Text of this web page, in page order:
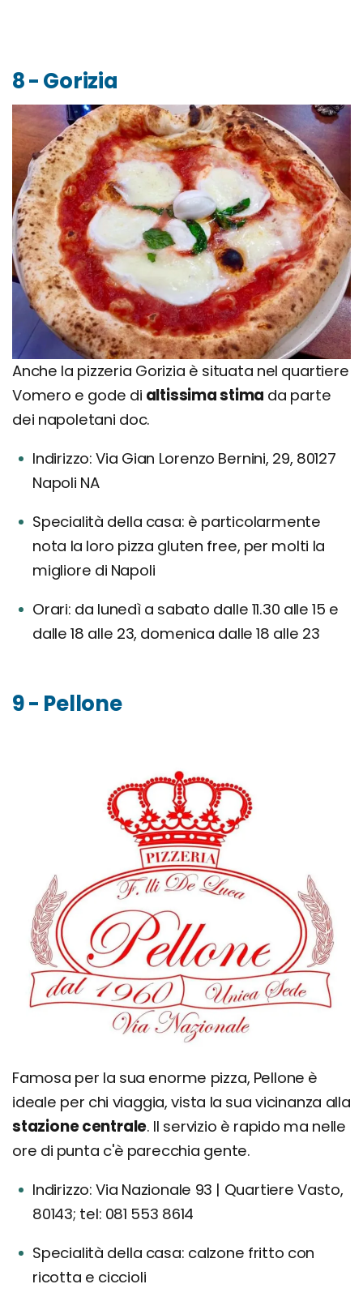
8 - Gorizia
Anche la pizzeria Gorizia è situata nel quartiere
Vomero e gode di altissima stima da parte
dei napoletani doc.
Indirizzo: Via Gian Lorenzo Bernini, 29, 80127
Napoli NA
Specialità della casa: è particolarmente
nota la loro pizza gluten free, per molti la
migliore di Napoli
Orari: da lunedì a sabato dalle 11.30 alle 15 e
dalle 18 alle 23, domenica dalle 18 alle 23
9 - Pellone
Famosa per la sua enorme pizza, Pellone è
ideale per chi viaggia, vista la sua vicinanza alla
stazione centrale. Il servizio è rapido ma nelle
ore di punta c'è parecchia gente.
Indirizzo: Via Nazionale 93 | Quartiere Vasto,
80143; tel: 081 553 8614
Specialità della casa: calzone fritto con
ricotta e ciccioli